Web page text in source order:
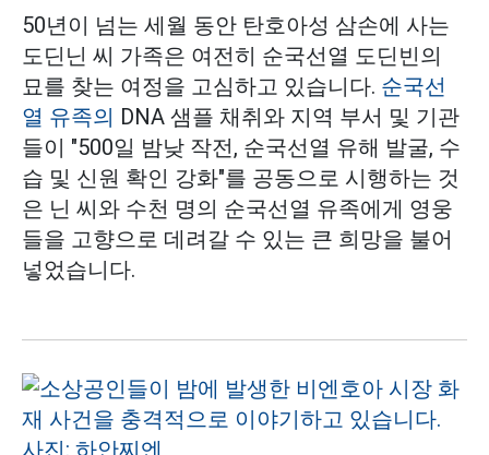
50년이 넘는 세월 동안 탄호아성 삼손에 사는
도딘닌 씨 가족은 여전히 순국선열 도딘빈의
묘를 찾는 여정을 고심하고 있습니다. 순국선
열 유족의 DNA 샘플 채취와 지역 부서 및 기관
들이 "500일 밤낮 작전, 순국선열 유해 발굴, 수
습 및 신원 확인 강화"를 공동으로 시행하는 것
은 닌 씨와 수천 명의 순국선열 유족에게 영웅
들을 고향으로 데려갈 수 있는 큰 희망을 불어
넣었습니다.